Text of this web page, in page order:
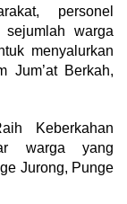
personel
sejumlah warga
menyalurkan
Jum’at Berkah,
Keberkahan
warga yang
Jurong, Punge